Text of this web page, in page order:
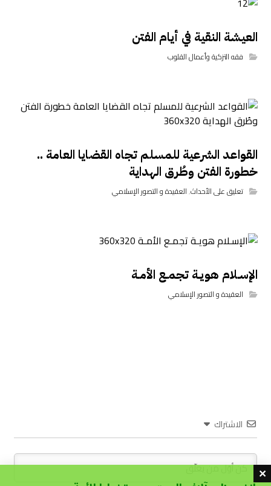
العيشة النقية في أيام الفتن
فقه التزكية وأعمال القلوب
القواعد الشرعية للمسلم تجاه القضايا العامة ..
خطورة الفتن وطُرق الهداية
تعليق على الأحداث,العقيدة و التصور الإسلامي
الإسـلام هويـة تجمـع الأمـة
العقيدة و التصور الإسلامي
الاشتراك